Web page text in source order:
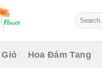
Search
for:
Giỏ Hoa Đám Tang